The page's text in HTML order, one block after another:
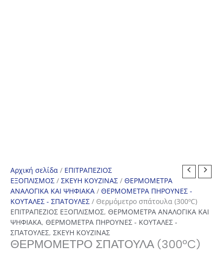
Αρχική σελίδα / ΕΠΙΤΡΑΠΕΖΙΟΣ
ΕΞΟΠΛΙΣΜΟΣ /ΣΚΕΥΗ ΚΟΥΖΙΝΑΣ /ΘΕΡΜΟΜΕΤΡΑ
ΑΝΑΛΟΓΙΚΑ ΚΑΙ ΨΗΦΙΑΚΑ /ΘΕΡΜΟΜΕΤΡΑ ΠΗΡΟΥΝΕΣ -
ΚΟΥΤΑΛΕΣ - ΣΠΑΤΟΥΛΕΣ / Θερμόμετρο σπάτουλα (300ºC)
ΕΠΙΤΡΑΠΕΖΙΟΣ ΕΞΟΠΛΙΣΜΟΣ, ΘΕΡΜΟΜΕΤΡΑ ΑΝΑΛΟΓΙΚΑ ΚΑΙ
ΨΗΦΙΑΚΑ, ΘΕΡΜΟΜΕΤΡΑ ΠΗΡΟΥΝΕΣ - ΚΟΥΤΑΛΕΣ -
ΣΠΑΤΟΥΛΕΣ,ΣΚΕΥΗ ΚΟΥΖΙΝΑΣ
ΘΕΡΜΌΜΕΤΡΟ ΣΠΆΤΟΥΛΑ (300ºC)